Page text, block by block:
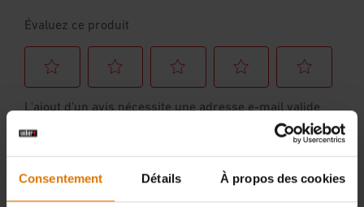
Consentement Détails À propos des cookies